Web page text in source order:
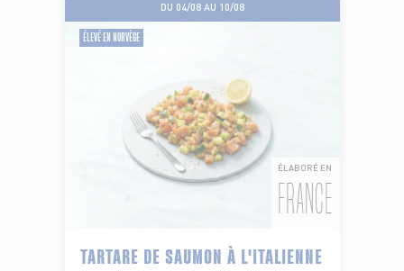
DU 04/08 AU 10/08
ÉLEVÉ EN NORVÈGE
ÉLABORÉ EN
FRANCE
TARTARE DE SAUMON À L'ITALIENNE